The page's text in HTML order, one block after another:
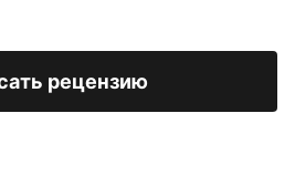
рецензию